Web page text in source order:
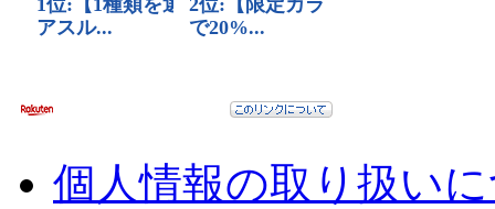
個人情報の取り扱い